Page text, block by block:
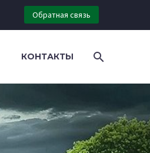
Обратная связь
КОНТАКТЫ